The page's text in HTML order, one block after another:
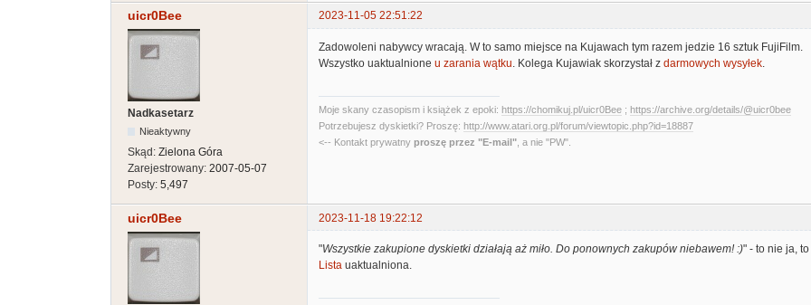
uicr0Bee 2023-11-05 22:51:22
Nadkasetarz
Nieaktywny
Skąd: Zielona Góra
Zarejestrowany: 2007-05-07
Posty: 5,497
Zadowoleni nabywcy wracają. W to samo miejsce na Kujawach tym razem jedzie 16 sztuk FujiFilm.
Wszystko uaktualnione u zarania wątku . Kolega Kujawiak skorzystał z darmowych wysyłek
Moje skany czasopism i książek z epoki: https://chomikuj.pl/uicr0Bee ; https://archive.org/details/@uicr0bee
Potrzebujesz dyskietki? Proszę: http://www.atari.org.pl/forum/viewtopic.php?id=18887
<-- Kontakt prywatny proszę przez "E-mail" , a nie "PW".
uicr0Bee 2023-11-18 19:22:12
"Wszystkie zakupione dyskietki działają aż miło. Do ponownych zakupów niebawem! :)" - to nie ja,
Lista uaktualniona.